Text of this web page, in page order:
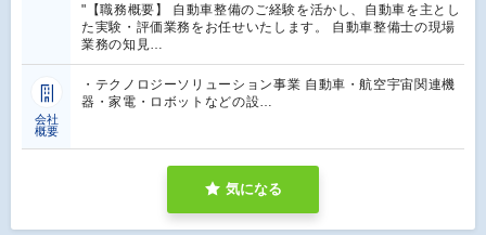
"【職務概要】 自動車整備のご経験を活かし、自動車を主とし
た実験・評価業務をお任せいたします。 自動車整備士の現場
業務の知見…
会社
概要
・テクノロジーソリューション事業 自動車・航空宇宙関連機
器・家電・ロボットなどの設…
気になる